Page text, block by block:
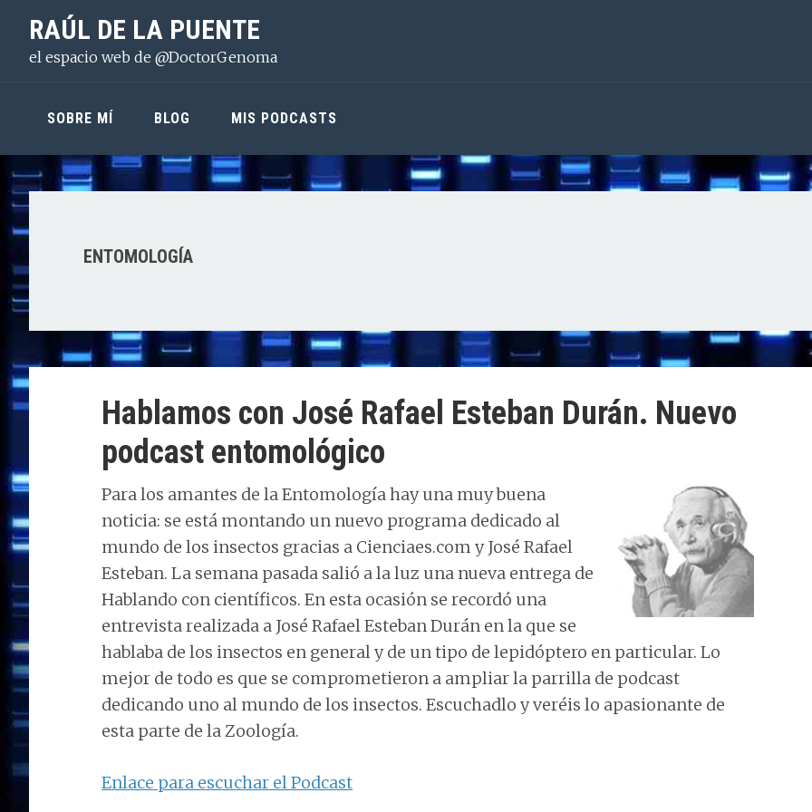
principal
contenido
lateral
RAÚL DE LA PUENTE
el espacio web de @DoctorGenoma
SOBRE MÍ BLOG MIS PODCASTS
ENTOMOLOGÍA
Hablamos con José Rafael Esteban Durán. Nuevo
podcast entomológico
Para los amantes de la Entomología hay una muy buena
noticia: se está montando un nuevo programa dedicado al
mundo de los insectos gracias a Cienciaes.com y José Rafael
Esteban. La semana pasada salió a la luz una nueva entrega de
Hablando con científicos. En esta ocasión se recordó una
entrevista realizada a José Rafael Esteban Durán en la que se
hablaba de los insectos en general y de un tipo de lepidóptero en particular. Lo
mejor de todo es que se comprometieron a ampliar la parrilla de podcast
dedicando uno al mundo de los insectos. Escuchadlo y veréis lo apasionante de
esta parte de la Zoología.
Enlace para escuchar el Podcast